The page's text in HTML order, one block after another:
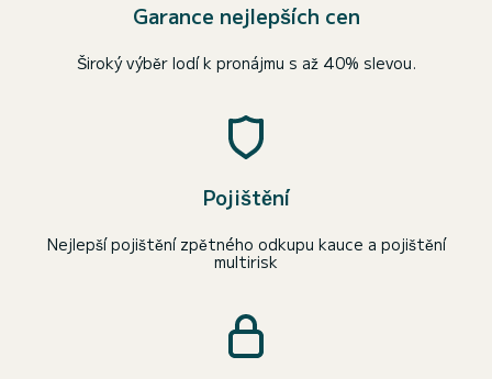
Garance nejlepších cen
Široký výběr lodí k pronájmu s až 40% slevou.
Pojištění
Nejlepší pojištění zpětného odkupu kauce a pojištění
multirisk